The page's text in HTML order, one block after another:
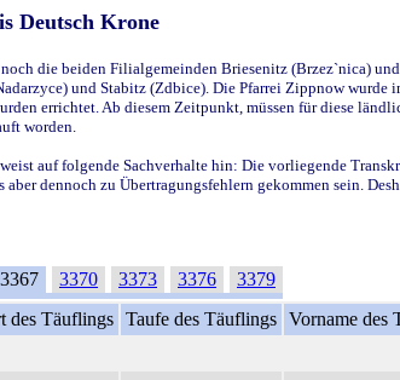
Deutsch Krone
die beiden Filialgemeinden Briesenitz (Brzez`nica)
und Stabitz (Zdbice). Die Pfarrei Zippnow
errichtet. Ab diesem Zeitpunkt, müssen für diese
worden.
auf folgende Sachverhalte hin: Die vorliegende
dennoch zu Übertragungsfehlern gekommen sein.
3367 3370 3373 3376
3379
des Täuflings Taufe des Täuflings Vorname des